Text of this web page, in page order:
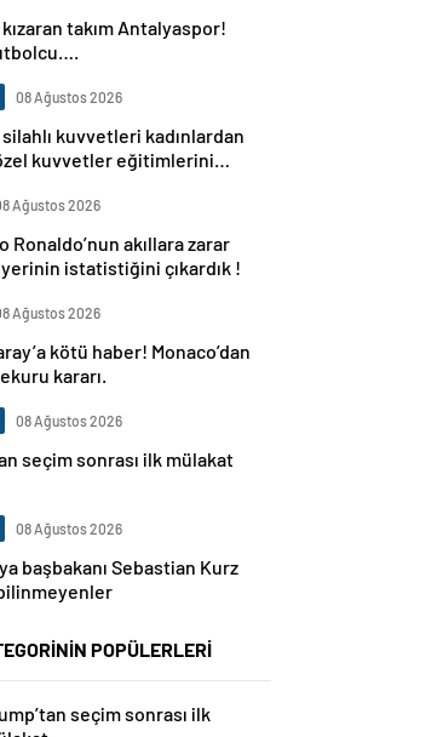
takım Antalyaspor!
08 Ağustos 2026
kuvvetleri kadınlardan
kuvvetler eğitimlerini
Ağustos 2026
Ronaldo’nun akıllara zarar
istatistiğini çıkardık !
Ağustos 2026
kötü haber! Monaco’dan
kararı.
08 Ağustos 2026
seçim sonrası ilk mülakat
08 Ağustos 2026
başbakanı Sebastian Kurz
POPÜLERLERİ
seçim sonrası ilk